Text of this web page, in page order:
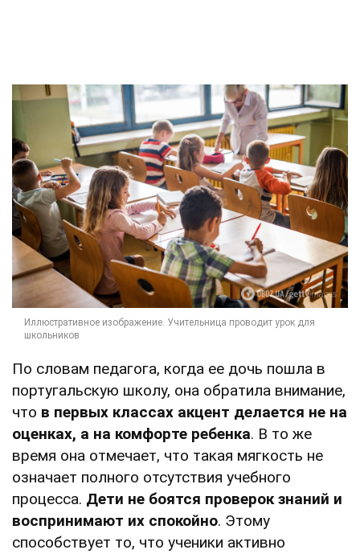
По словам педагога, когда ее дочь пошла в
португальскую школу, она обратила внимание,
что в первых классах акцент делается не на
оценках, а на комфорте ребенка. В то же
время она отмечает, что такая мягкость не
означает полного отсутствия учебного
процесса. Дети не боятся проверок знаний и
воспринимают их спокойно. Этому
способствует то, что ученики активно